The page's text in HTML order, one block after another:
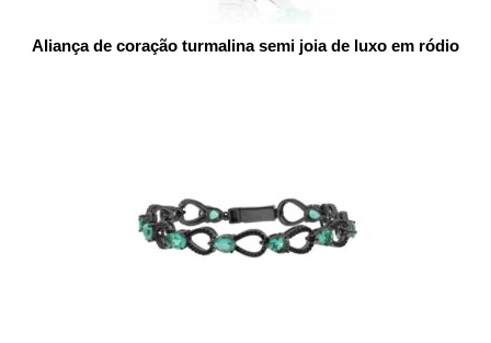
Aliança de coração turmalina semi joia de luxo em ródio